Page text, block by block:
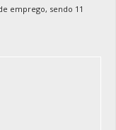
emprego, sendo 11